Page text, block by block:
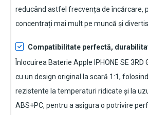
reducând astfel frecvența de încărcare,
concentrați mai mult pe muncă și
Compatibilitate perfectă,
Înlocuirea Baterie Apple IPHONE SE 3RD
cu un design original la scară 1:1,
rezistente la temperaturi ridicate și la
ABS+PC, pentru a asigura o potrivire